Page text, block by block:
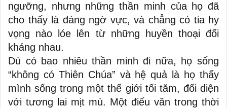
ngưỡng, nhưng những thần minh của họ đã
cho thấy là đáng ngờ vực, và chẳng có tia hy
vọng nào lóe lên từ những huyền thoại đối
kháng nhau.
Dù có bao nhiêu thần minh đi nữa, họ sống
“không có Thiên Chúa” và hệ quả là họ thấy
mình sống trong một thế giới tối tăm, đối diện
với tương lai mịt mù. Một điếu văn trong thời